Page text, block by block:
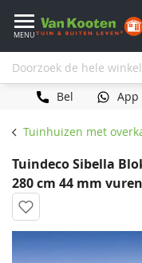
MENU
Bel App
Tuinhuizen met
Tuindeco Sibella
280 cm 44 mm